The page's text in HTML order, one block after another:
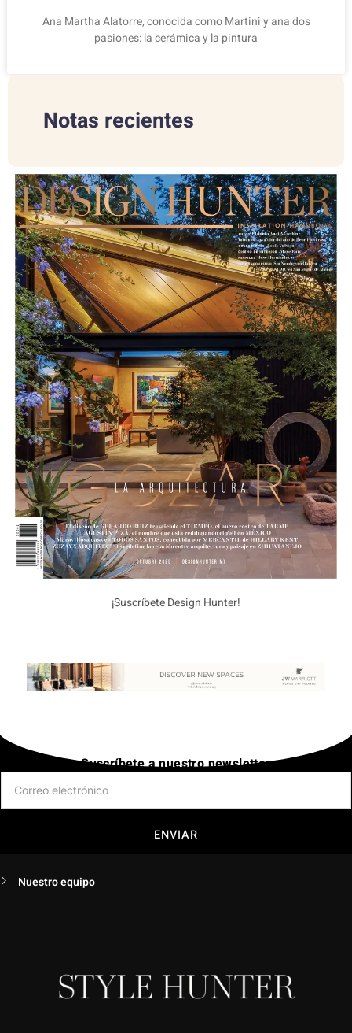
Ana Martha Alatorre, conocida como Martini y ana dos
pasiones: la cerámica y la pintura
Notas recientes
¡Suscríbete Design Hunter!
Suscríbete a nuestro newsletter
ENVIAR
Nuestro equipo